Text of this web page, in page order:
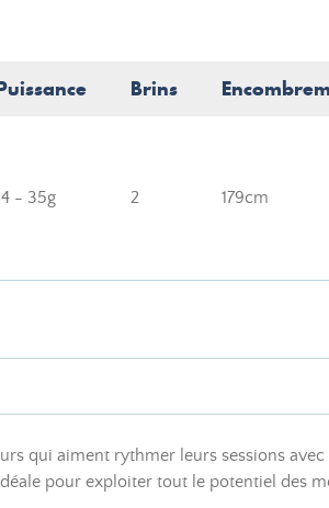
Brins
- 35g 2 179cm
qui aiment rythmer leurs sessions
pour exploiter tout le potentiel des